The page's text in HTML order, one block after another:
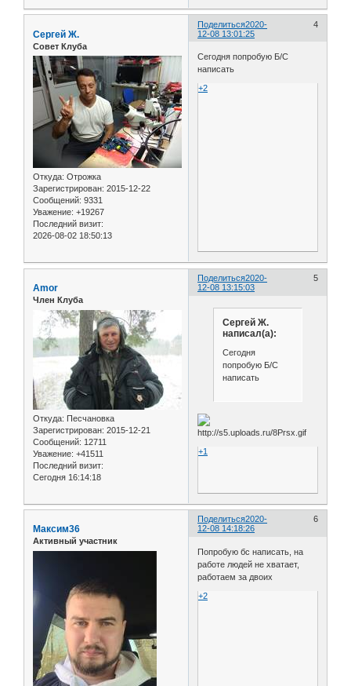
Поделиться 4
2020-
12-08 13:01:25
Сергей Ж.
Совет Клуба
Откуда: Отрожка
Зарегистрирован: 2015-12-22
Сообщений: 9331
Уважение: +19267
Последний визит:
2026-08-02 18:50:13
Сегодня попробую Б/С
написать
+2
Поделиться 5
2020-
12-08 13:15:03
Amor
Член Клуба
Откуда: Песчановка
Зарегистрирован: 2015-12-21
Сообщений: 12711
Уважение: +41511
Последний визит:
Сегодня 16:14:18
Сергей Ж.
написал(а):
Сегодня
попробую Б/С
написать
+1
Поделиться 6
2020-
12-08 14:18:26
Максим36
Активный участник
Попробую бс написать, на
работе людей не хватает,
работаем за двоих
+2